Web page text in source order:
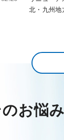
北・九州
お悩